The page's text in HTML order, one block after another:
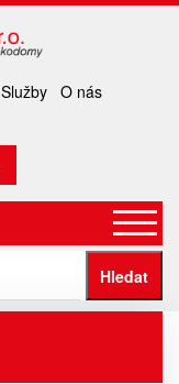
Služby O nás